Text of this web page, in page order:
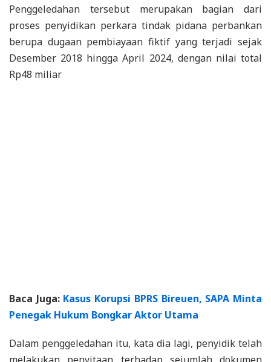
Penggeledahan tersebut merupakan bagian dari
proses penyidikan perkara tindak pidana perbankan
berupa dugaan pembiayaan fiktif yang terjadi sejak
Desember 2018 hingga April 2024, dengan nilai total
Rp48 miliar
Baca Juga: Kasus Korupsi BPRS Bireuen, SAPA Minta
Penegak Hukum Bongkar Aktor Utama
Dalam penggeledahan itu, kata dia lagi, penyidik telah